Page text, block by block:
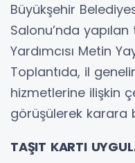
Büyükşehir
Salonu’nda
Yardımcısı Metin
Toplantıda, il
hizmetlerine ilişkin
görüşülerek karara
TAŞIT KARTI